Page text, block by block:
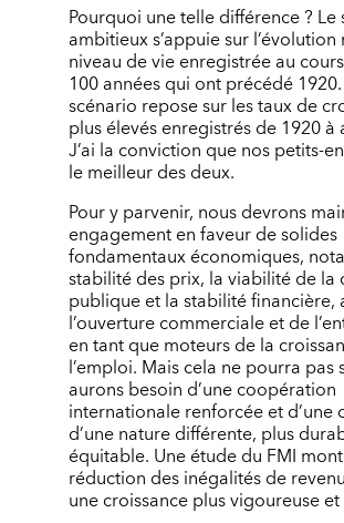
Pourquoi une telle différence ?
ambitieux s’appuie sur
niveau de vie enregistrée au
100 années qui ont précédé 1920.
scénario repose sur les taux de
plus élevés enregistrés de 1920 à
J’ai la conviction que nos petits-
le meilleur des deux.
Pour y parvenir, nous devrons
engagement en faveur de solides
fondamentaux économiques,
stabilité des prix, la viabilité de la
publique et la stabilité financière,
l’ouverture commerciale et de
en tant que moteurs de la
l’emploi. Mais cela ne pourra pas
aurons besoin d’une coopération
internationale renforcée et d’une
d’une nature différente, plus
équitable. Une étude du FMI
réduction des inégalités de
une croissance plus vigoureuse